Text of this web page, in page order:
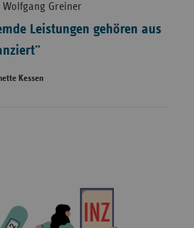
Wolfgang Greiner
Leistungen gehören aus
Kessen